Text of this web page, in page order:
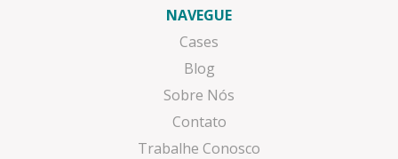
NAVEGUE
Cases
Blog
Sobre Nós
Contato
Trabalhe Conosco